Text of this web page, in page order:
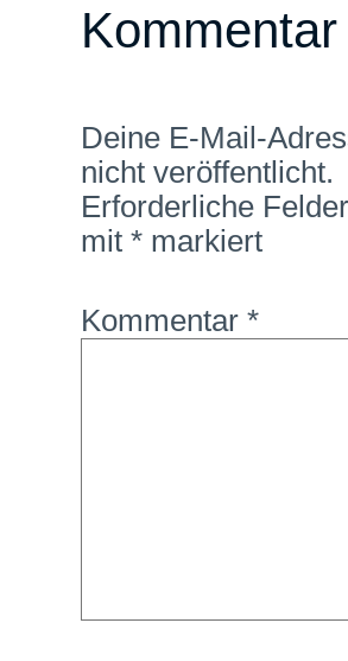
Kommentar
Deine E-Mail-
nicht veröffentlicht.
Erforderliche
mit* markiert
Kommentar*